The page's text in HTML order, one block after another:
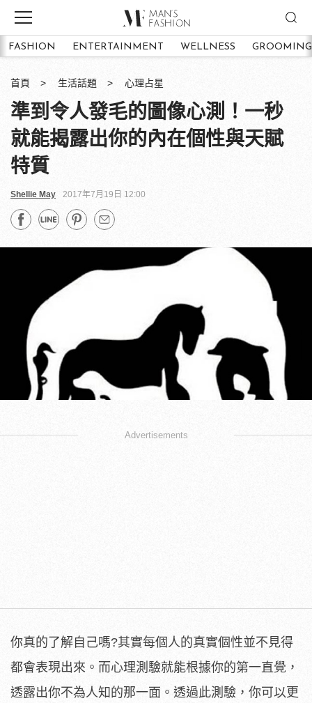
FASHION ENTERTAINMENT WELLNESS GROOMING
首頁 生活話題 心理占星
準到令人發毛的圖像心測！一秒
就能揭露出你的內在個性與天賦
特質
Shellie May 2017年7月19日 12:00
Advertisements
你真的了解自己嗎?其實每個人的真實個性並不見得
都會表現出來。而心理測驗就能根據你的第一直覺，
透露出你不為人知的那一面。透過此測驗，你可以更